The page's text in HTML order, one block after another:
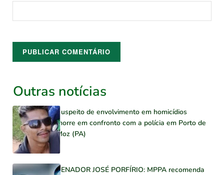
Outras notícias
Suspeito de envolvimento em homicídios
morre em confronto com a polícia em Porto de
Moz (PA)
SENADOR JOSÉ PORFÍRIO: MPPA recomenda